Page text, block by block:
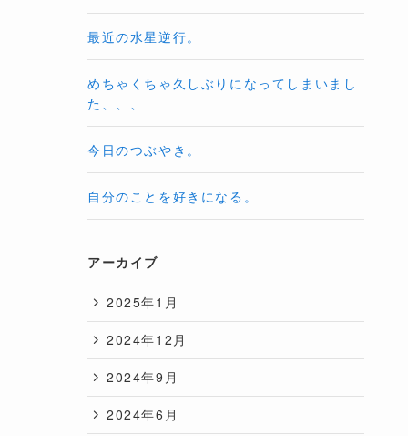
最近の水星逆行。
めちゃくちゃ久しぶりになってしまいまし
た、、、
今日のつぶやき。
自分のことを好きになる。
アーカイブ
2025年1月
2024年12月
2024年9月
2024年6月